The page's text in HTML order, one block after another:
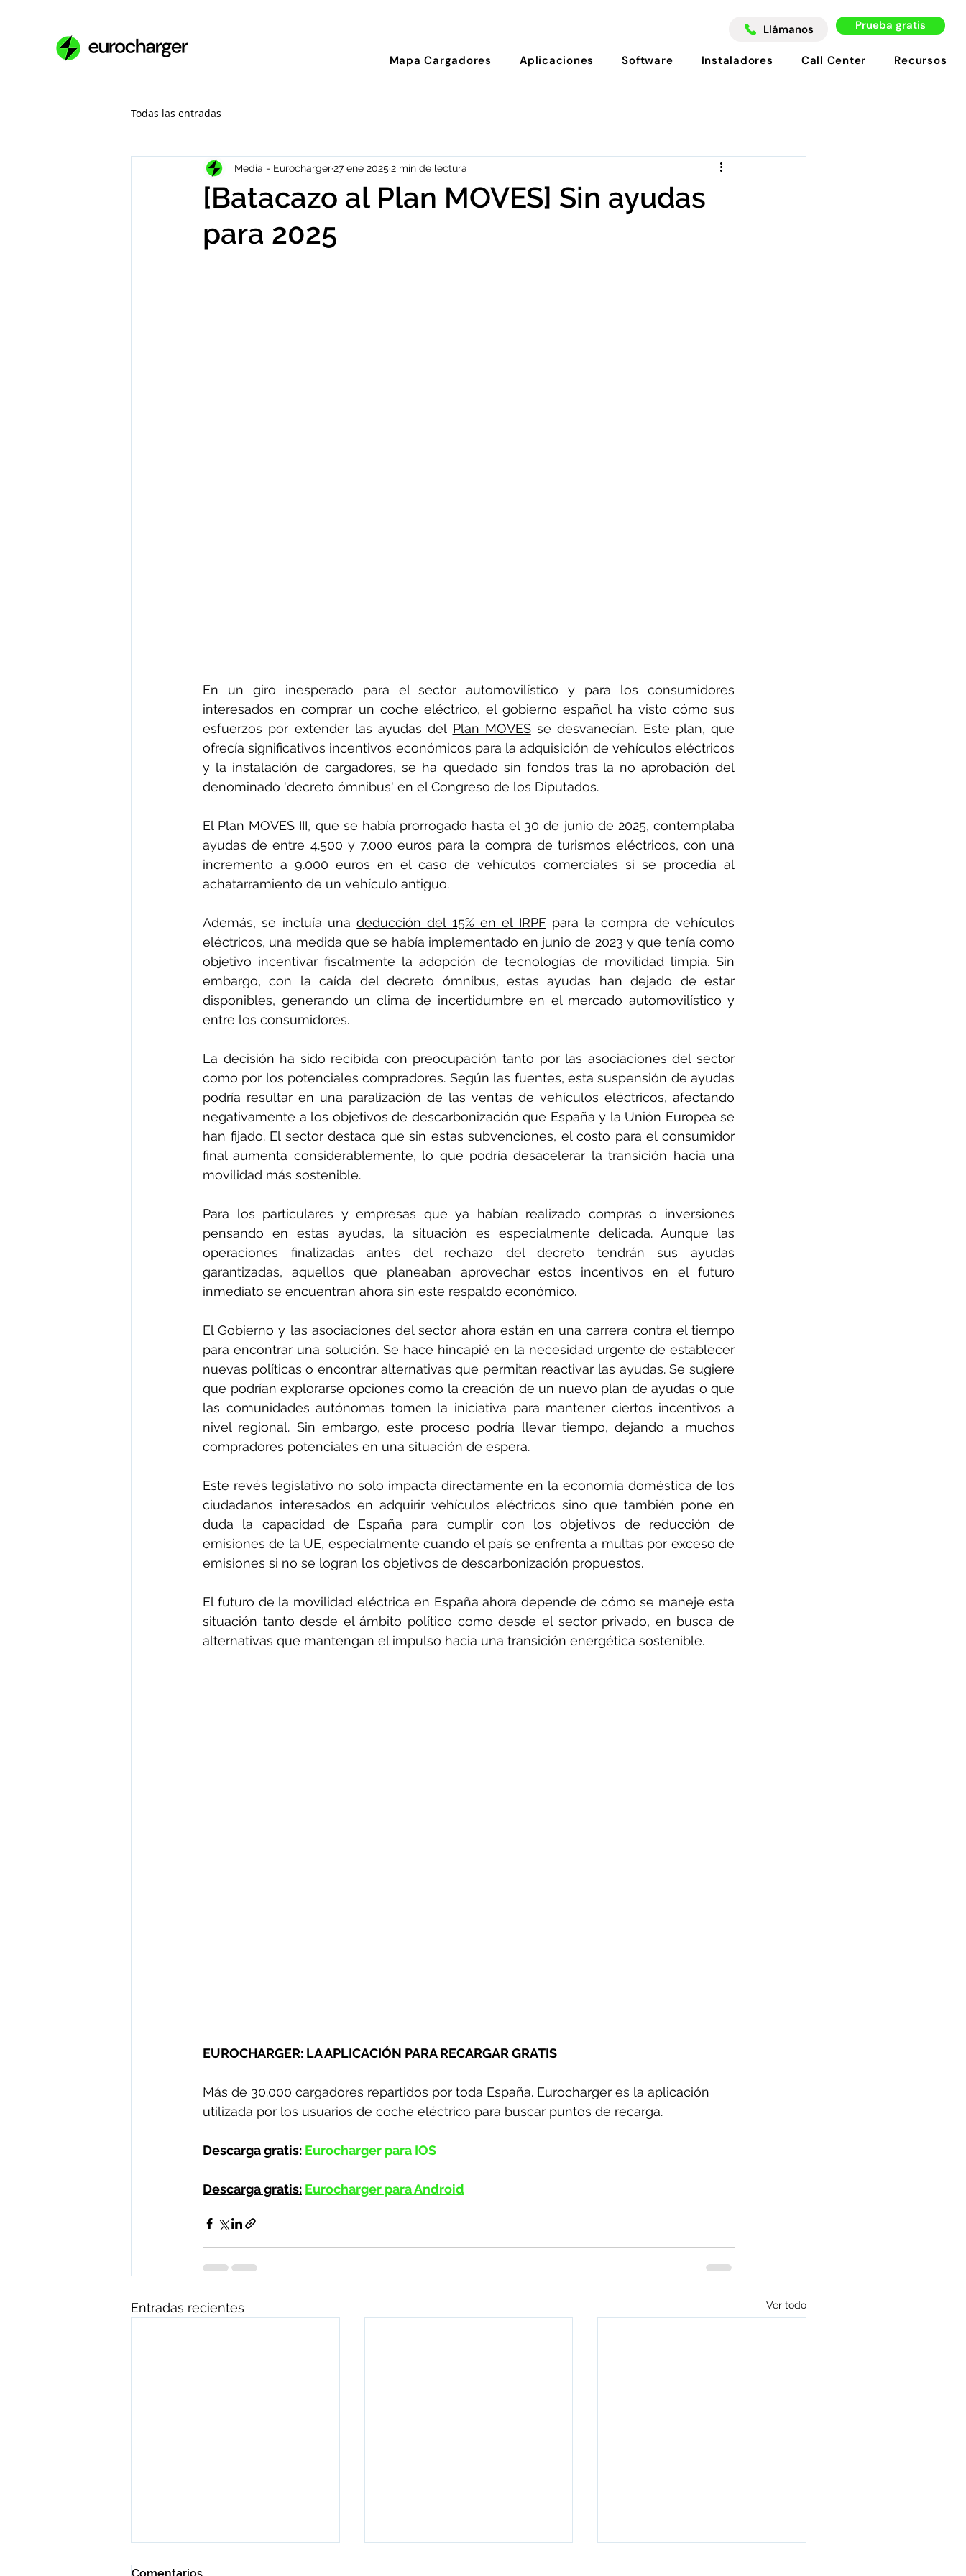
Llámanos Prueba gratis
Mapa Cargadores Aplicaciones Software Instaladores Call Center Recursos
Todas las entradas
[Batacazo al Plan MOVES] Sin ayudas
para 2025
Media - Eurocharger27 ene 2025 2 min de lectura
En un giro inesperado para el sector automovilístico y para los consumidores
interesados en comprar un coche eléctrico, el gobierno español ha visto cómo sus
esfuerzos por extender las ayudas del Plan MOVES se desvanecían. Este plan, que
ofrecía significativos incentivos económicos para la adquisición de vehículos eléctricos
y la instalación de cargadores, se ha quedado sin fondos tras la no aprobación del
denominado 'decreto ómnibus' en el Congreso de los Diputados.
El Plan MOVES III, que se había prorrogado hasta el 30 de junio de 2025, contemplaba
ayudas de entre 4.500 y 7.000 euros para la compra de turismos eléctricos, con una
incremento a 9.000 euros en el caso de vehículos comerciales si se procedía al
achatarramiento de un vehículo antiguo.
Además, se incluía una deducción del 15% en el IRPF para la compra de vehículos
eléctricos, una medida que se había implementado en junio de 2023 y que tenía como
objetivo incentivar fiscalmente la adopción de tecnologías de movilidad limpia. Sin
embargo, con la caída del decreto ómnibus, estas ayudas han dejado de estar
disponibles, generando un clima de incertidumbre en el mercado automovilístico y
entre los consumidores.
La decisión ha sido recibida con preocupación tanto por las asociaciones del sector
como por los potenciales compradores. Según las fuentes, esta suspensión de ayudas
podría resultar en una paralización de las ventas de vehículos eléctricos, afectando
negativamente a los objetivos de descarbonización que España y la Unión Europea se
han fijado. El sector destaca que sin estas subvenciones, el costo para el consumidor
final aumenta considerablemente, lo que podría desacelerar la transición hacia una
movilidad más sostenible.
Para los particulares y empresas que ya habían realizado compras o inversiones
pensando en estas ayudas, la situación es especialmente delicada. Aunque las
operaciones finalizadas antes del rechazo del decreto tendrán sus ayudas
garantizadas, aquellos que planeaban aprovechar estos incentivos en el futuro
inmediato se encuentran ahora sin este respaldo económico.
El Gobierno y las asociaciones del sector ahora están en una carrera contra el tiempo
para encontrar una solución. Se hace hincapié en la necesidad urgente de establecer
nuevas políticas o encontrar alternativas que permitan reactivar las ayudas. Se sugiere
que podrían explorarse opciones como la creación de un nuevo plan de ayudas o que
las comunidades autónomas tomen la iniciativa para mantener ciertos incentivos a
nivel regional. Sin embargo, este proceso podría llevar tiempo, dejando a muchos
compradores potenciales en una situación de espera.
Este revés legislativo no solo impacta directamente en la economía doméstica de los
ciudadanos interesados en adquirir vehículos eléctricos sino que también pone en
duda la capacidad de España para cumplir con los objetivos de reducción de
emisiones de la UE, especialmente cuando el país se enfrenta a multas por exceso de
emisiones si no se logran los objetivos de descarbonización propuestos.
El futuro de la movilidad eléctrica en España ahora depende de cómo se maneje esta
situación tanto desde el ámbito político como desde el sector privado, en busca de
alternativas que mantengan el impulso hacia una transición energética sostenible.
EUROCHARGER: LA APLICACIÓN PARA RECARGAR GRATIS
Más de 30.000 cargadores repartidos por toda España. Eurocharger es la aplicación
utilizada por los usuarios de coche eléctrico para buscar puntos de recarga.
Descarga gratis: Eurocharger para IOS
Descarga gratis: Eurocharger para Android
Entradas recientes Ver todo